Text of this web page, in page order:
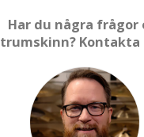
Har du några frågor
trumskinn? Kontakta